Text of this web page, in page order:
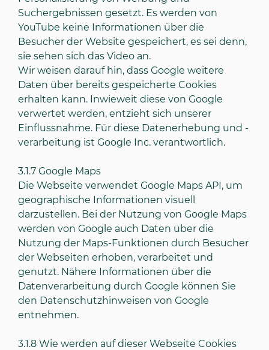
Suchergebnissen gesetzt. Es werden von
YouTube keine Informationen über die
Besucher der Website gespeichert, es sei denn,
sie sehen sich das Video an.
Wir weisen darauf hin, dass Google weitere
Daten über bereits gespeicherte Cookies
erhalten kann. Inwieweit diese von Google
verwertet werden, entzieht sich unserer
Einflussnahme. Für diese Datenerhebung und -
verarbeitung ist Google Inc. verantwortlich.
3.1.7 Google Maps
Die Webseite verwendet Google Maps API, um
geographische Informationen visuell
darzustellen. Bei der Nutzung von Google Maps
werden von Google auch Daten über die
Nutzung der Maps-Funktionen durch Besucher
der Webseiten erhoben, verarbeitet und
genutzt. Nähere Informationen über die
Datenverarbeitung durch Google können Sie
den Datenschutzhinweisen von Google
entnehmen.
3.1.8 Wie werden auf dieser Webseite Cookies